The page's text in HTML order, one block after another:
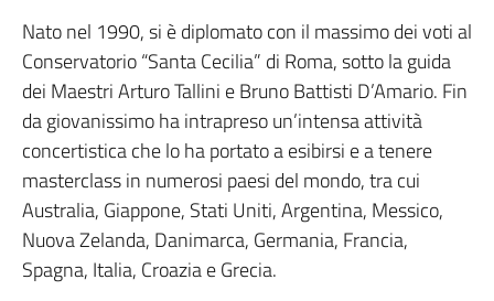
Nato nel 1990, si è diplomato con il massimo dei voti al
Conservatorio “Santa Cecilia” di Roma, sotto la guida
dei Maestri Arturo Tallini e Bruno Battisti D’Amario. Fin
da giovanissimo ha intrapreso un’intensa attività
concertistica che lo ha portato a esibirsi e a tenere
masterclass in numerosi paesi del mondo, tra cui
Australia, Giappone, Stati Uniti, Argentina, Messico,
Nuova Zelanda, Danimarca, Germania, Francia,
Spagna, Italia, Croazia e Grecia.